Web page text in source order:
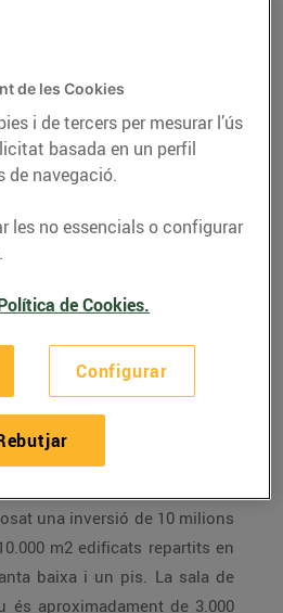
el nou
Esclat a
a la
45è a tot
les seves portes aquest
Comarcal d’Olot. Aquest
Bon Preués el segon a la
un supermercat
Aquest Esclat és el 45è a tot
una inversió de 10 milions
m2 edificats repartits en
baixa i un pis. La sala de
és aproximadament de 3.000
de les Cookies
i de tercers per mesurar l’ús
basada en un perfil
de navegació.
les no essencials o configurar
de Cookies.
Configurar